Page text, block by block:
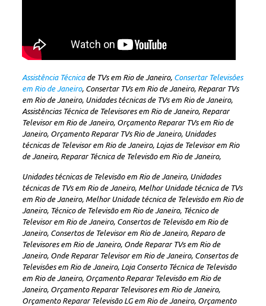
Assistência Técnicade TVs em Rio de Janeiro, Consertar Televisôes
em Rio de Janeiro, Consertar TVs em Rio de Janeiro, Reparar TVs
em Rio de Janeiro, Unidades técnicas de TVs em Rio de Janeiro,
Assistências Técnica de Televisores em Rio de Janeiro, Reparar
Televisor em Rio de Janeiro, Orçamento Reparar TVs em Rio de
Janeiro, Orçamento Reparar TVs Rio de Janeiro, Unidades
técnicas de Televisor em Rio de Janeiro, Lojas de Televisor em Rio
de Janeiro, Reparar Técnica de Televisão em Rio de Janeiro,
Unidades técnicas de Televisão em Rio de Janeiro, Unidades
técnicas de TVs em Rio de Janeiro, Melhor Unidade técnica de TVs
em Rio de Janeiro, Melhor Unidade técnica de Televisão em Rio de
Janeiro, Técnico de Televisão em Rio de Janeiro, Técnico de
Televisor em Rio de Janeiro, Consertos de Televisão em Rio de
Janeiro, Consertos de Televisor em Rio de Janeiro, Reparo de
Televisores em Rio de Janeiro, Onde Reparar TVs em Rio de
Janeiro, Onde Reparar Televisor em Rio de Janeiro, Consertos de
Televisôes em Rio de Janeiro, Loja Conserto Técnica de Televisão
em Rio de Janeiro, Orçamento Reparar Televisão em Rio de
Janeiro, Orçamento Reparar Televisores em Rio de Janeiro,
Orçamento Reparar Televisão LG em Rio de Janeiro, Orçamento